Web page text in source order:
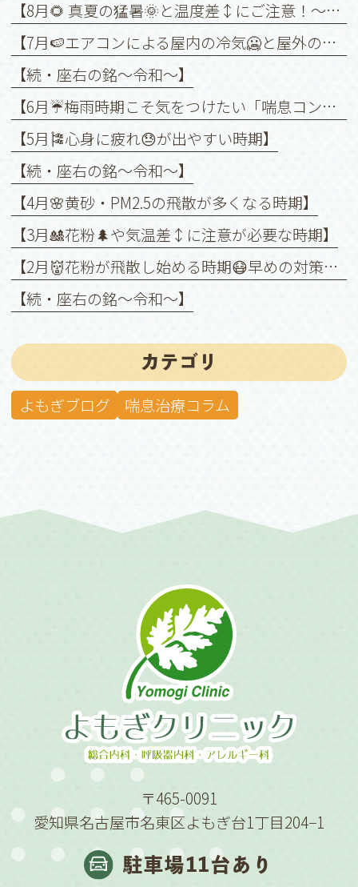
【8月🌻 真夏の猛暑🌞と温度差↕️にご注意！～喘息を悪化させないために～】
【7月🍉エアコンによる屋内の冷気🥶と屋外の暑さ🥵との温度差↕️に注意！】
【続・座右の銘〜令和〜】
【6月☔️梅雨時期こそ気をつけたい「喘息コントロール」】
【5月🎏心身に疲れ😓が出やすい時期】
【続・座右の銘〜令和〜】
【4月🌸黄砂・PM2.5の飛散が多くなる時期】
【3月🎎花粉🌲や気温差↕️に注意が必要な時期】
【2月👹花粉が飛散し始める時期😷早めの対策を❗️】
【続・座右の銘〜令和〜】
カテゴリ
よもぎブログ 喘息治療コラム
〒465-0091
愛知県名古屋市名東区よもぎ台1丁目204−1
駐車場11台あり